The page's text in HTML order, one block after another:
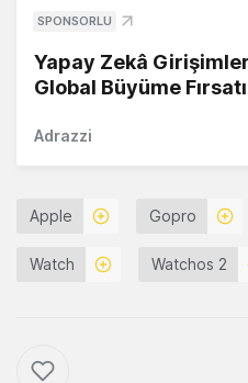
SPONSORLU
Yapay Zekâ
Global Büyüme
Adrazzi
Apple Gopro
Watch Watchos 2